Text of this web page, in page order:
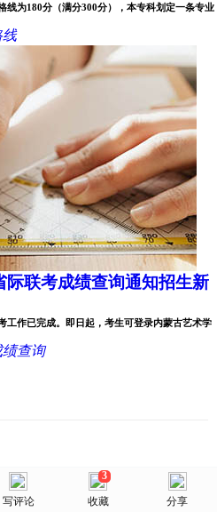
院校库 消息 我的
线为180分（满分300分），本专科划定一条专业
线
际联考成绩查询通知招生新
工作已完成。即日起，考生可登录内蒙古艺术学
绩查询
写评论
3
收藏 分享